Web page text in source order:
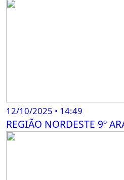
12/10/2025 • 14:49
REGIÃO NORDESTE 9º